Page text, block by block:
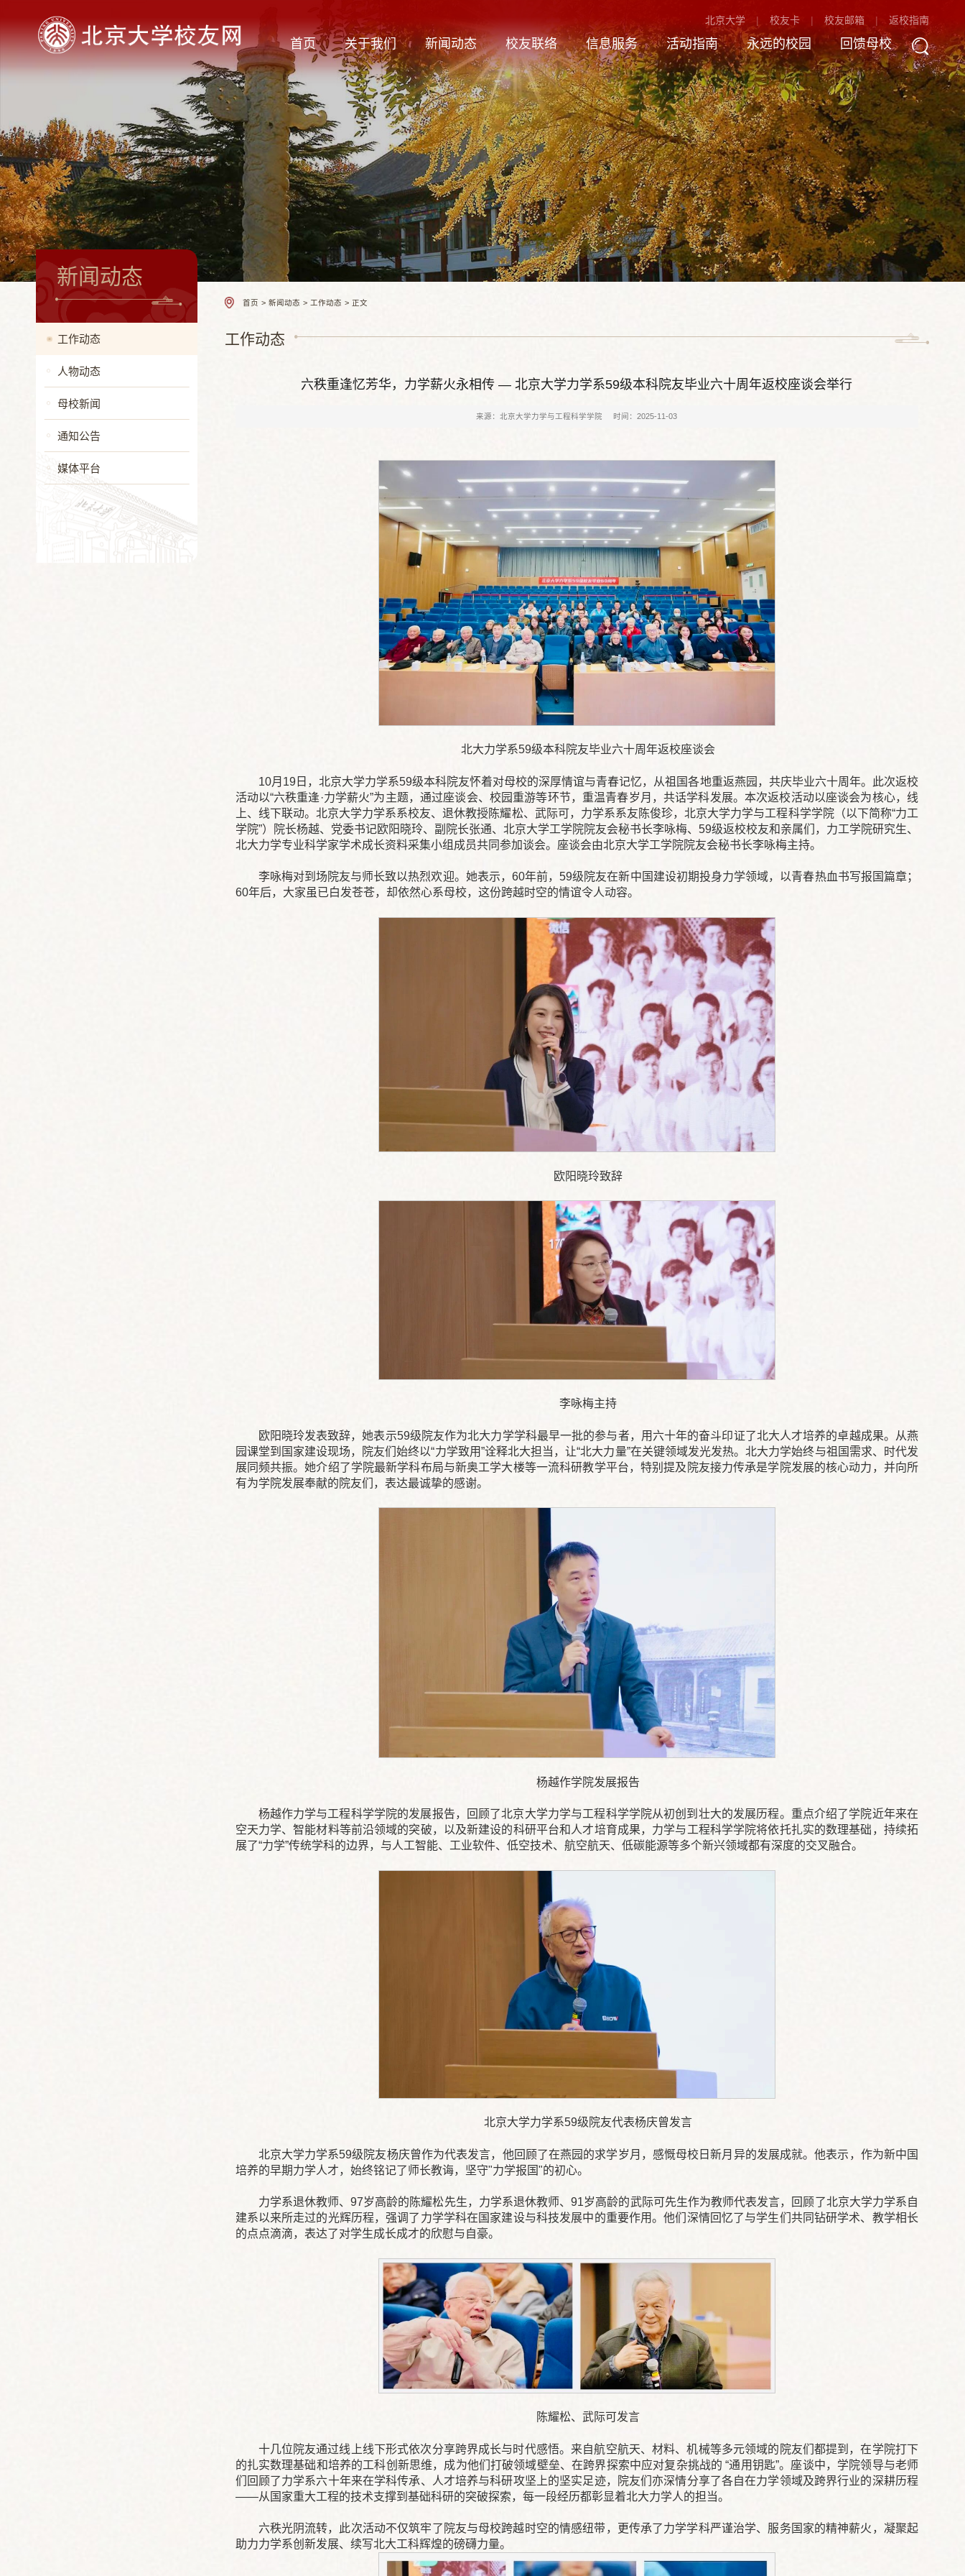
北京大学 校友卡 校友邮箱 返校指南
首页 关于我们 新闻动态 校友联络 信息服务 活动指南 永远的校园 回馈母校
新闻动态
工作动态
人物动态
母校新闻
通知公告
媒体平台
首页 > 新闻动态 > 工作动态 > 正文
工作动态
六秩重逢忆芳华，力学薪火永相传 — 北京大学力学系59级本科院友毕业六十周年返校座谈会举行
来源：北京大学力学与工程科学学院 时间：2025-11-03
北大力学系59级本科院友毕业六十周年返校座谈会
10月19日，北京大学力学系59级本科院友怀着对母校的深厚情谊与青春记忆，从祖国各地重返燕园，共庆毕业六十周年。此次返校
活动以“六秩重逢·力学薪火”为主题，通过座谈会、校园重游等环节，重温青春岁月，共话学科发展。本次返校活动以座谈会为核心，线
上、线下联动。北京大学力学系系校友、退休教授陈耀松、武际可，力学系系友陈俊珍，北京大学力学与工程科学学院（以下简称“力工
学院”）院长杨越、党委书记欧阳晓玲、副院长张通、北京大学工学院院友会秘书长李咏梅、59级返校校友和亲属们，力工学院研究生、
北大力学专业科学家学术成长资料采集小组成员共同参加谈会。座谈会由北京大学工学院院友会秘书长李咏梅主持。
李咏梅对到场院友与师长致以热烈欢迎。她表示，60年前，59级院友在新中国建设初期投身力学领域，以青春热血书写报国篇章；
60年后，大家虽已白发苍苍，却依然心系母校，这份跨越时空的情谊令人动容。
欧阳晓玲致辞
李咏梅主持
欧阳晓玲发表致辞，她表示59级院友作为北大力学学科最早一批的参与者，用六十年的奋斗印证了北大人才培养的卓越成果。从燕
园课堂到国家建设现场，院友们始终以“力学致用”诠释北大担当，让“北大力量”在关键领域发光发热。北大力学始终与祖国需求、时代发
展同频共振。她介绍了学院最新学科布局与新奥工学大楼等一流科研教学平台，特别提及院友接力传承是学院发展的核心动力，并向所
有为学院发展奉献的院友们，表达最诚挚的感谢。
杨越作学院发展报告
杨越作力学与工程科学学院的发展报告，回顾了北京大学力学与工程科学学院从初创到壮大的发展历程。重点介绍了学院近年来在
空天力学、智能材料等前沿领域的突破，以及新建设的科研平台和人才培育成果，力学与工程科学学院将依托扎实的数理基础，持续拓
展了“力学”传统学科的边界，与人工智能、工业软件、低空技术、航空航天、低碳能源等多个新兴领域都有深度的交叉融合。
北京大学力学系59级院友代表杨庆曾发言
北京大学力学系59级院友杨庆曾作为代表发言，他回顾了在燕园的求学岁月，感慨母校日新月异的发展成就。他表示，作为新中国
培养的早期力学人才，始终铭记了师长教诲，坚守"力学报国"的初心。
力学系退休教师、97岁高龄的陈耀松先生，力学系退休教师、91岁高龄的武际可先生作为教师代表发言，回顾了北京大学力学系自
建系以来所走过的光辉历程，强调了力学学科在国家建设与科技发展中的重要作用。他们深情回忆了与学生们共同钻研学术、教学相长
的点点滴滴，表达了对学生成长成才的欣慰与自豪。
陈耀松、武际可发言
十几位院友通过线上线下形式依次分享跨界成长与时代感悟。来自航空航天、材料、机械等多元领域的院友们都提到，在学院打下
的扎实数理基础和培养的工科创新思维，成为他们打破领域壁垒、在跨界探索中应对复杂挑战的 “通用钥匙”。座谈中，学院领导与老师
们回顾了力学系六十年来在学科传承、人才培养与科研攻坚上的坚实足迹，院友们亦深情分享了各自在力学领域及跨界行业的深耕历程
——从国家重大工程的技术支撑到基础科研的突破探索，每一段经历都彰显着北大力学人的担当。
六秩光阴流转，此次活动不仅筑牢了院友与母校跨越时空的情感纽带，更传承了力学学科严谨治学、服务国家的精神薪火，凝聚起
助力力学系创新发展、续写北大工科辉煌的磅礴力量。